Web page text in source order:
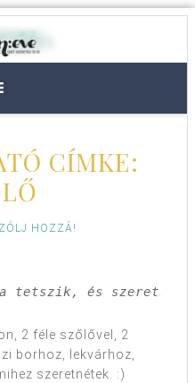
CÍMKE:
HOZZÁ!
tetszik, és szeretnéd
2 féle szőlővel, 2
borhoz, lekvárhoz,
szeretnétek. :)